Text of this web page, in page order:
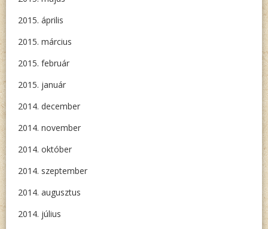
2015. április
2015. március
2015. február
2015. január
2014. december
2014. november
2014. október
2014. szeptember
2014. augusztus
2014. július